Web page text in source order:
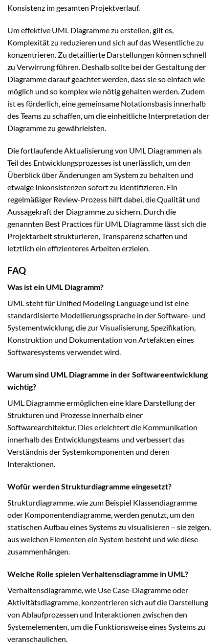
Konsistenz im gesamten Projektverlauf.
Um effektive UML Diagramme zu erstellen, gilt es,
Komplexität zu reduzieren und sich auf das Wesentliche zu
konzentrieren. Zu detaillierte Darstellungen können schnell
zu Verwirrung führen. Deshalb sollte bei der Gestaltung der
Diagramme darauf geachtet werden, dass sie so einfach wie
möglich und so komplex wie nötig gehalten werden. Zudem
ist es förderlich, eine gemeinsame Notationsbasis innerhalb
des Teams zu schaffen, um die einheitliche Interpretation der
Diagramme zu gewährleisten.
Die fortlaufende Aktualisierung von UML Diagrammen als
Teil des Entwicklungsprozesses ist unerlässlich, um den
Überblick über Änderungen am System zu behalten und
etwaige Inkonsistenzen sofort zu identifizieren. Ein
regelmäßiger Review-Prozess hilft dabei, die Qualität und
Aussagekraft der Diagramme zu sichern. Durch die
genannten Best Practices für UML Diagramme lässt sich die
Projektarbeit strukturieren, Transparenz schaffen und
letztlich ein effizienteres Arbeiten erzielen.
FAQ
Was ist ein UML Diagramm?
UML steht für Unified Modeling Language und ist eine
standardisierte Modellierungssprache in der Software- und
Systementwicklung, die zur Visualisierung, Spezifikation,
Konstruktion und Dokumentation von Artefakten eines
Softwaresystems verwendet wird.
Warum sind UML Diagramme in der Softwareentwicklung
wichtig?
UML Diagramme ermöglichen eine klare Darstellung der
Strukturen und Prozesse innerhalb einer
Softwarearchitektur. Dies erleichtert die Kommunikation
innerhalb des Entwicklungsteams und verbessert das
Verständnis der Systemkomponenten und deren
Interaktionen.
Wofür werden Strukturdiagramme eingesetzt?
Strukturdiagramme, wie zum Beispiel Klassendiagramme
oder Komponentendiagramme, werden genutzt, um den
statischen Aufbau eines Systems zu visualisieren – sie zeigen,
aus welchen Elementen ein System besteht und wie diese
zusammenhängen.
Welche Rolle spielen Verhaltensdiagramme in UML?
Verhaltensdiagramme, wie Use Case-Diagramme oder
Aktivitätsdiagramme, konzentrieren sich auf die Darstellung
von Ablaufprozessen und Interaktionen zwischen den
Systemelementen, um die Funktionsweise eines Systems zu
veranschaulichen.